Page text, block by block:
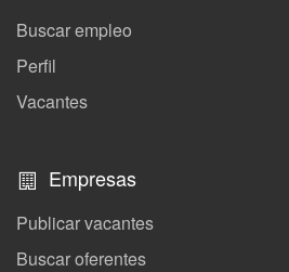
Buscar empleo
Perfil
Vacantes
Empresas
Publicar vacantes
Buscar oferentes